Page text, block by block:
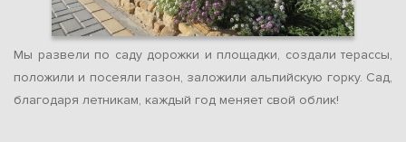
Мы развели по саду дорожки и площадки, создали терассы,
положили и посеяли газон, заложили альпийскую горку. Сад,
благодаря летникам, каждый год меняет свой облик!